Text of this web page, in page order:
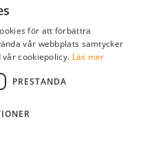
för att förbättra
vår webbplats samtycker
cookiepolicy. Läs mer
PRESTANDA